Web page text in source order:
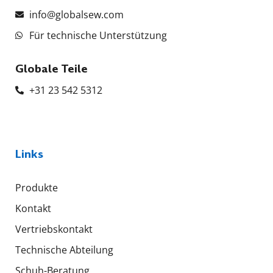
info@globalsew.com
Für technische Unterstützung
Globale Teile
+31 23 542 5312
Links
Produkte
Kontakt
Vertriebskontakt
Technische Abteilung